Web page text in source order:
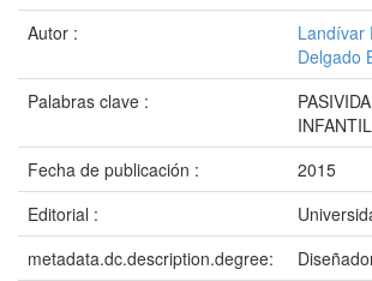
Autor :
Landívar
Delgado
Palabras clave :
Fecha de publicación :
2015
Editorial :
metadata.dc.description.degree: